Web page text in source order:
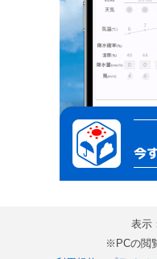
表示
※PCの閲